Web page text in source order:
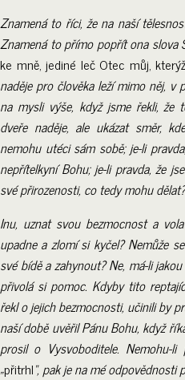
Znamená to říci, že na naší
Znamená to přímo popřít ona slova
ke mně, jediné leč Otec můj,
naděje pro člověka leží mimo něj,
na mysli výše, když jsme řekli, že
dveře naděje, ale ukázat směr,
nemohu utéci sám sobě; je-li
nepřítelkyní Bohu; je-li pravda, že
své přirozenosti, co tedy mohu dělat?
Inu, uznat svou bezmocnost a
upadne a zlomí si kyčel? Nemůže
své bídě a zahynout? Ne, má-li
přivolá si pomoc. Kdyby tito
řekl o jejich bezmocnosti, učinili by
naší době uvěřil Pánu Bohu, když
prosil o Vysvoboditele.
„přitrhl“, pak je na mé odpovědnosti